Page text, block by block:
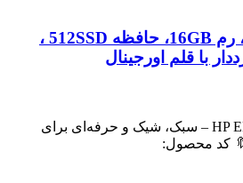
لپ تاپ/تبلت HP X2 ، رم 16GB، حافظه 512SSD ،
با قلم اورجینال
🔥لپ تاپ HP Elite x2 1012 G2 – سبک، شیک و حرفه‌ای برای
کد محصول: